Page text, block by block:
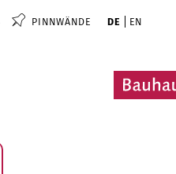
PINNWÄNDE DE EN